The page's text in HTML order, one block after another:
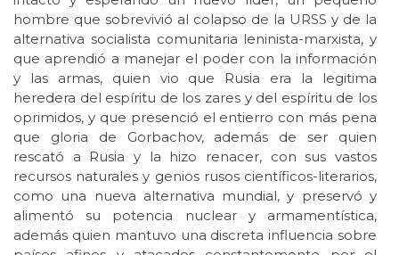
hombre que sobrevivió al colapso de la URSS y de la
alternativa socialista comunitaria leninista-marxista, y
que aprendió a manejar el poder con la información
y las armas, quien vio que Rusia era la legitima
heredera del espíritu de los zares y del espíritu de los
oprimidos, y que presenció el entierro con más pena
que gloria de Gorbachov, además de ser quien
rescató a Rusia y la hizo renacer, con sus vastos
recursos naturales y genios rusos científicos-literarios,
como una nueva alternativa mundial, y preservó y
alimentó su potencia nuclear y armamentística,
además quien mantuvo una discreta influencia sobre